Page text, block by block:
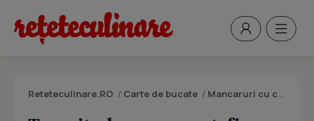
Reteteculinare.RO / Carte de bucate / Mancaruri cu carne